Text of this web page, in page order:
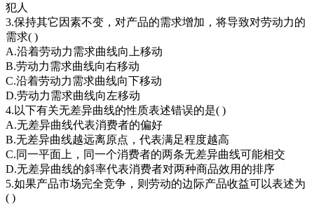
犯人
3.保持其它因素不变，对产品的需求增加，将导致对劳动力的
需求( )
A.沿着劳动力需求曲线向上移动
B.劳动力需求曲线向右移动
C.沿着劳动力需求曲线向下移动
D.劳动力需求曲线向左移动
4.以下有关无差异曲线的性质表述错误的是( )
A.无差异曲线代表消费者的偏好
B.无差异曲线越远离原点，代表满足程度越高
C.同一平面上，同一个消费者的两条无差异曲线可能相交
D.无差异曲线的斜率代表消费者对两种商品效用的排序
5.如果产品市场完全竞争，则劳动的边际产品收益可以表述为
( )